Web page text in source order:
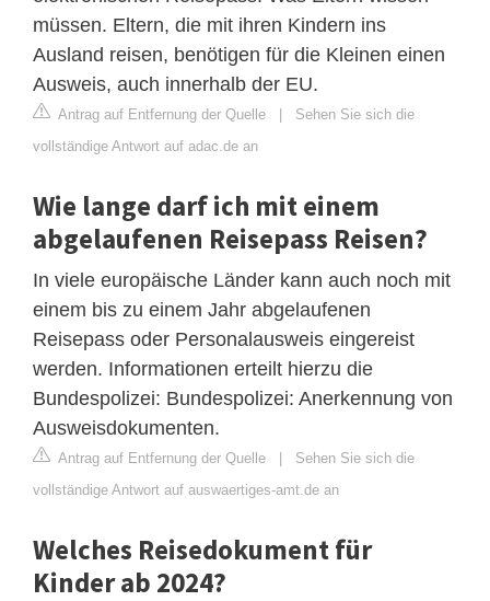
müssen. Eltern, die mit ihren Kindern ins
Ausland reisen, benötigen für die Kleinen einen
Ausweis, auch innerhalb der EU.
Antrag auf Entfernung der Quelle | Sehen Sie sich die
vollständige Antwort auf adac.de an
Wie lange darf ich mit einem
abgelaufenen Reisepass Reisen?
In viele europäische Länder kann auch noch mit
einem bis zu einem Jahr abgelaufenen
Reisepass oder Personalausweis eingereist
werden. Informationen erteilt hierzu die
Bundespolizei: Bundespolizei: Anerkennung von
Ausweisdokumenten.
Antrag auf Entfernung der Quelle | Sehen Sie sich die
vollständige Antwort auf auswaertiges-amt.de an
Welches Reisedokument für
Kinder ab 2024?